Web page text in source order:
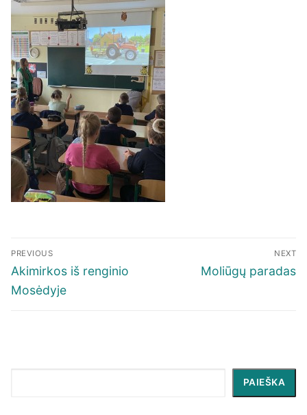
Navigacija
tarp
įrašų
PREVIOUS
Previous
post:
Akimirkos iš renginio
Mosėdyje
NEXT
Next
Moliūgų paradas
PAIEŠKA